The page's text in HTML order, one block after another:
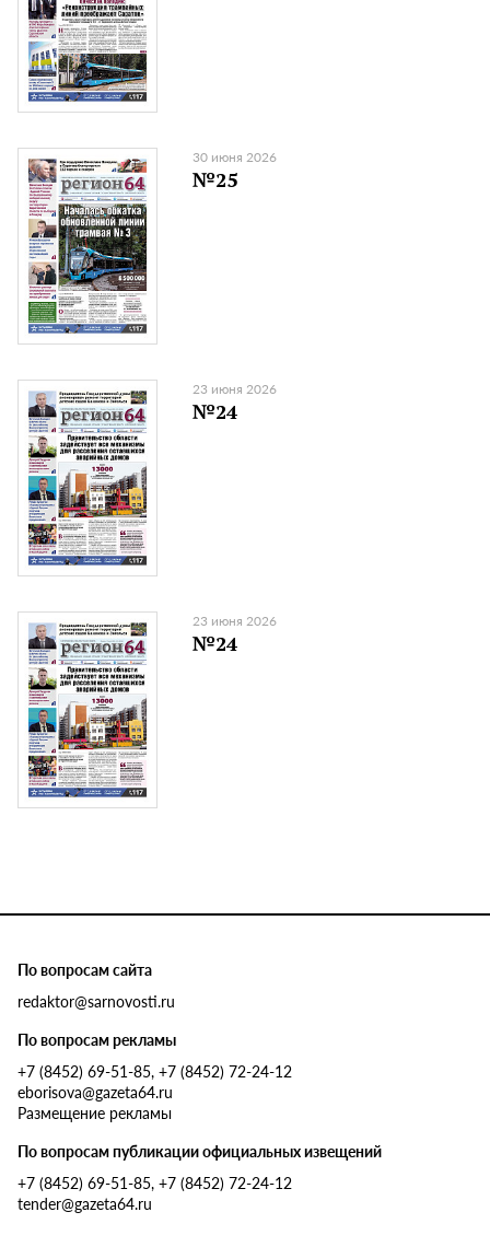
30 июня 2026
№25
23 июня 2026
№24
23 июня 2026
№24
По вопросам сайта
redaktor@sarnovosti.ru
По вопросам рекламы
+7 (8452) 69-51-85, +7 (8452) 72-24-12
eborisova@gazeta64.ru
Размещение рекламы
По вопросам публикации официальных извещений
+7 (8452) 69-51-85, +7 (8452) 72-24-12
tender@gazeta64.ru